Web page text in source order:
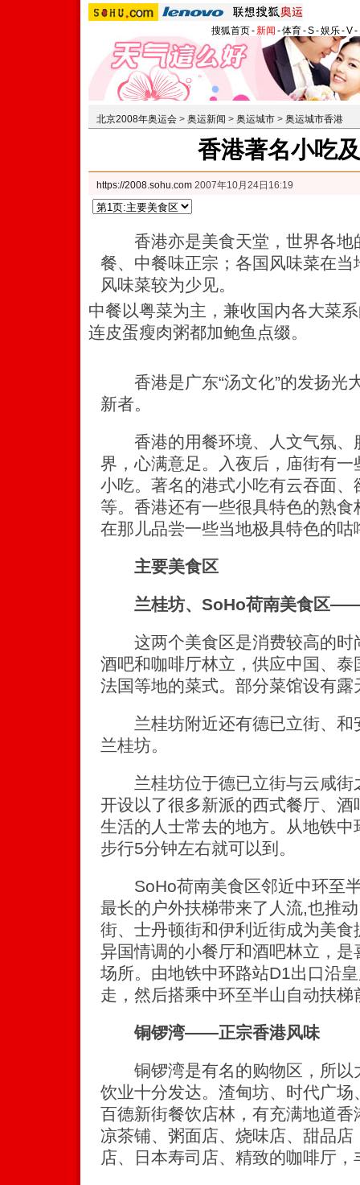
搜狐首页-新闻 -体育-S-娱乐-V-
北京2008年奥运会 > 奥运新闻 > 奥运城市 > 奥运城市香港
香港著名小吃
https://2008.sohu.com 2007年10月24日16:19
香港亦是美食天堂，世界各地
餐、中餐味正宗；各国风味菜在
风味菜较为少见。
中餐以粤菜为主，兼收国内各大菜
连皮蛋瘦肉粥都加鲍鱼点缀。
香港是广东“汤文化”的发扬光
新者。
香港的用餐环境、人文气氛、
界，心满意足。入夜后，庙街有
小吃。著名的港式小吃有云吞面
等。香港还有一些很具特色的熟食
在那儿品尝一些当地极具特色的
主要美食区
兰桂坊、SoHo荷南美食区——
这两个美食区是消费较高的时
酒吧和咖啡厅林立，供应中国、
法国等地的菜式。部分菜馆设有露
兰桂坊附近还有德已立街、和
兰桂坊。
兰桂坊位于德已立街与云咸街
开设以了很多新派的西式餐厅、
生活的人士常去的地方。从地铁
步行5分钟左右就可以到。
SoHo荷南美食区邻近中环至半
最长的户外扶梯带来了人流,也推
街、士丹顿街和伊利近街成为美
异国情调的小餐厅和酒吧林立，
场所。由地铁中环路站D1出口沿
走，然后搭乘中环至半山自动扶梯
铜锣湾——正宗香港风味
铜锣湾是有名的购物区，所以
饮业十分发达。渣甸坊、时代广
百德新街餐饮店林，有充满地道
凉茶铺、粥面店、烧味店、甜品
店、日本寿司店、精致的咖啡厅，